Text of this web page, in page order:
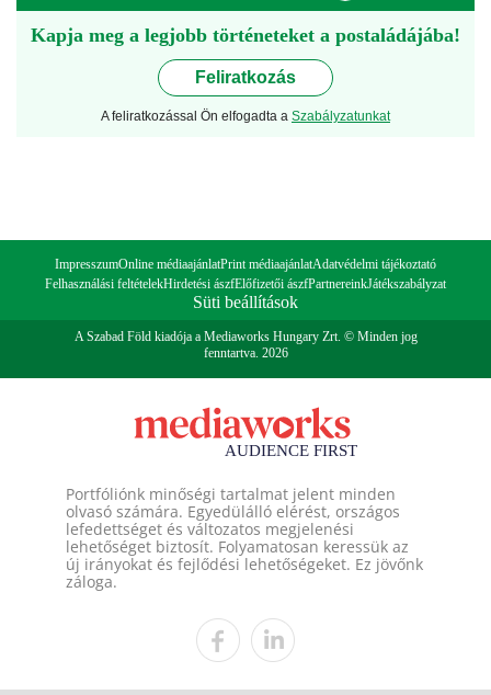
Kapja meg a legjobb történeteket a postaládájába!
Feliratkozás
A feliratkozással Ön elfogadta a Szabályzatunkat
ImpresszumOnline médiaajánlatPrint médiaajánlatAdatvédelmi tájékoztató
Felhasználási feltételekHirdetési ászfElőfizetői ászfPartnereinkJátékszabályzat
Süti beállítások
A Szabad Föld kiadója a Mediaworks Hungary Zrt. © Minden jog
fenntartva. 2026
Portfóliónk minőségi tartalmat jelent minden
olvasó számára. Egyedülálló elérést, országos
lefedettséget és változatos megjelenési
lehetőséget biztosít. Folyamatosan keressük az
új irányokat és fejlődési lehetőségeket. Ez jövőnk
záloga.